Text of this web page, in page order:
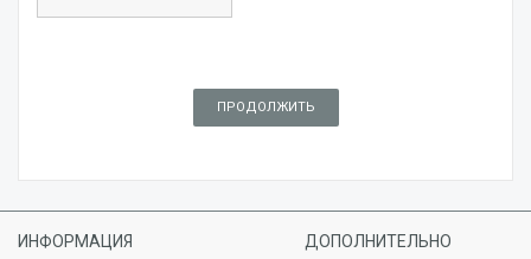
ПРОДОЛЖИТЬ
ИНФОРМАЦИЯ ДОПОЛНИТЕЛЬНО